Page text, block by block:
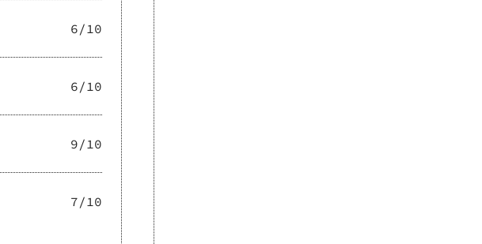
6/10
6/10
9/10
7/10